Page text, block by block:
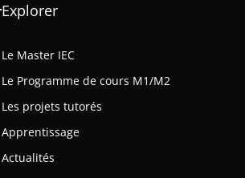
Explorer
Le Master IEC
Le Programme de cours M1/M2
Les projets tutorés
Apprentissage
Actualités